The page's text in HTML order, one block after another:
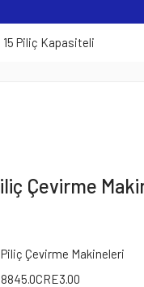
Piliç Kapasiteli
Çevirme
Piliç Çevirme Makineleri
8845.0CRE3.00